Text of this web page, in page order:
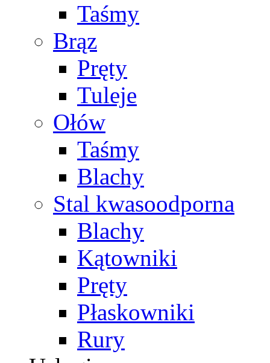
Taśmy
Brąz
Pręty
Tuleje
Ołów
Taśmy
Blachy
Stal kwasoodporna
Blachy
Kątowniki
Pręty
Płaskowniki
Rury